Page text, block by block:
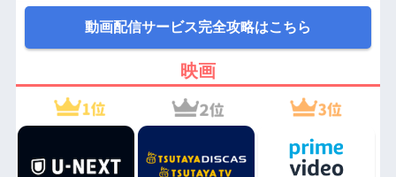
動画配信サービス完全攻略はこちら
映画